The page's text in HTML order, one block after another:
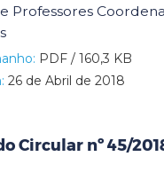
Professores
PDF / 160,3 KB
26 de Abril de 2018
Circular nº 45/